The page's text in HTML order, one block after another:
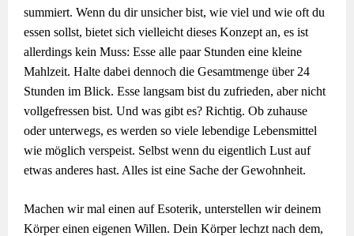
summiert. Wenn du dir unsicher bist, wie viel und wie oft du
essen sollst, bietet sich vielleicht dieses Konzept an, es ist
allerdings kein Muss: Esse alle paar Stunden eine kleine
Mahlzeit. Halte dabei dennoch die Gesamtmenge über 24
Stunden im Blick. Esse langsam bist du zufrieden, aber nicht
vollgefressen bist. Und was gibt es? Richtig. Ob zuhause
oder unterwegs, es werden so viele lebendige Lebensmittel
wie möglich verspeist. Selbst wenn du eigentlich Lust auf
etwas anderes hast. Alles ist eine Sache der Gewohnheit.
Machen wir mal einen auf Esoterik, unterstellen wir deinem
Körper einen eigenen Willen. Dein Körper lechzt nach dem,